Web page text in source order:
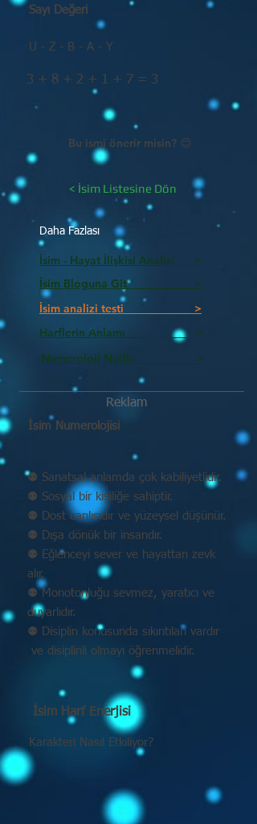
Sayı Değeri
U - Z - B - A - Y
3 + 8 + 2 + 1 + 7 = 3
Bu ismi önerir misin? 😊
< İsim Listesine Dön
Daha Fazlası
İsim - Hayat İlişkisi Analizi >
İsim Bloguna Git >
İsim analizi testi >
Harflerin Anlamı >
Numeroloji Nedir_________ >
Reklam
İsim Numerolojisi
⚉ Sanatsal anlamda çok kabiliyetlidir.
⚉ Sosyal bir kişiliğe sahiptir.
⚉ Dost canlısıdır ve yüzeysel düşünür.
⚉ Dışa dönük bir insandır.
⚉ Eğlenceyi sever ve hayattan zevk
alır.
⚉ Monotonluğu sevmez, yaratıcı ve
duyarlıdır.
⚉ Disiplin konusunda sıkıntıları vardır
ve disiplinli olmayı öğrenmelidir.
İsim Harf Enerjisi
Karakteri Nasıl Etkiliyor?